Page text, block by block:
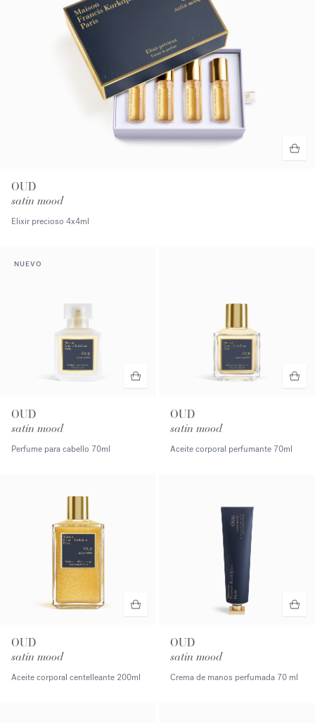
OUD
satin mood
Elixir precioso 4x4ml
NUEVO
OUD
satin mood
Perfume para cabello 70ml
OUD
satin mood
Aceite corporal perfumante 70ml
OUD
satin mood
Aceite corporal centelleante 200ml
OUD
satin mood
Crema de manos perfumada 70 ml